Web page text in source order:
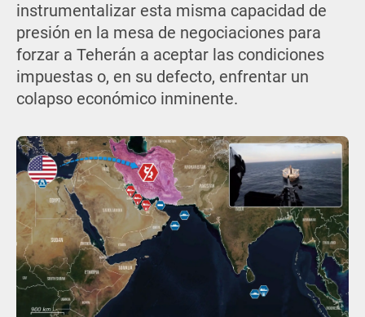
instrumentalizar esta misma capacidad de
presión en la mesa de negociaciones para
forzar a Teherán a aceptar las condiciones
impuestas o, en su defecto, enfrentar un
colapso económico inminente.